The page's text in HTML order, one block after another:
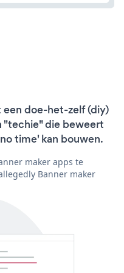
doe-het-zelf (diy)
"techie" die beweert
time' kan bouwen.
maker apps te
Banner maker